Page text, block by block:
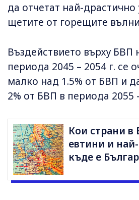
да отчетат най-драстично
щетите от горещите
Въздействието върху БВП
периода 2045 – 2054 г. се
малко над 1.5% от БВП и
2% от БВП в периода 2055
Кои страни в
евтини и
къде е